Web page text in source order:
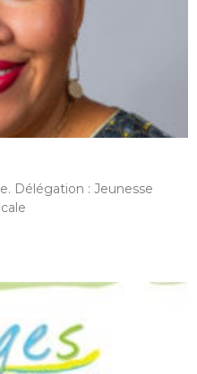
Délégation : Jeunesse